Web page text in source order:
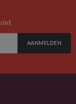
AANMELDEN